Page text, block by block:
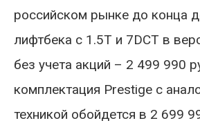
российском рынке до конца
лифтбека с 1.5T и 7DCT в
без учета акций – 2 499 990
комплектация Prestige с
техникой обойдется в 2 699